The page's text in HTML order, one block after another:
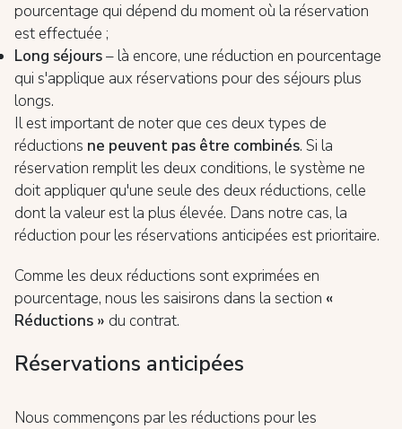
pourcentage qui dépend du moment où la réservation
est effectuée ;
Long séjours– là encore, une réduction en pourcentage
qui s'applique aux réservations pour des séjours plus
longs.
Il est important de noter que ces deux types de
réductions ne peuvent pas être combinés. Si la
réservation remplit les deux conditions, le système ne
doit appliquer qu'une seule des deux réductions, celle
dont la valeur est la plus élevée. Dans notre cas, la
réduction pour les réservations anticipées est prioritaire.
Comme les deux réductions sont exprimées en
pourcentage, nous les saisirons dans la section «
Réductions » du contrat.
Réservations anticipées
Nous commençons par les réductions pour les